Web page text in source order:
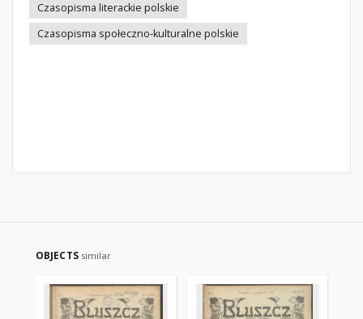
Czasopisma literackie polskie
Czasopisma społeczno-kulturalne polskie
OBJECTS similar